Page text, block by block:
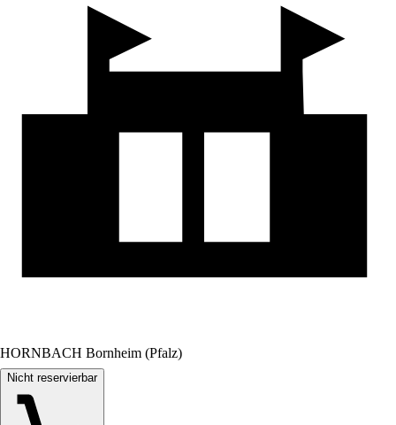
HORNBACH Bornheim (Pfalz)
Nicht reservierbar